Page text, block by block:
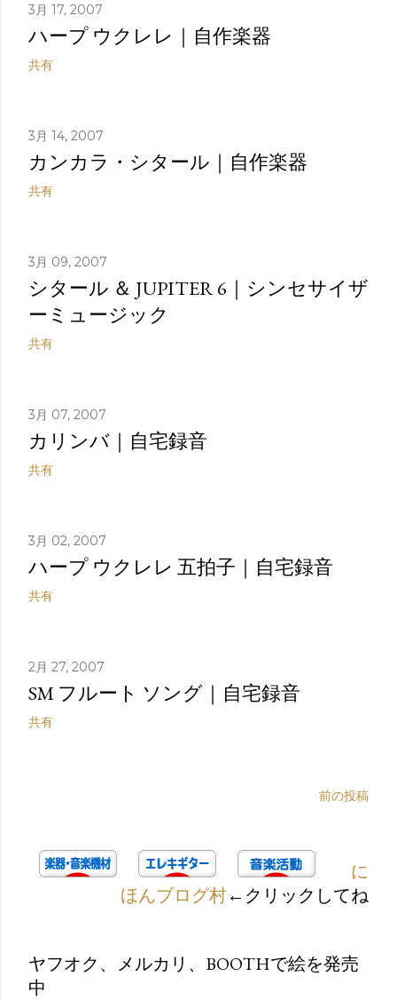
3月 17, 2007
ハープ ウクレレ｜自作楽器
共有
3月 14, 2007
カンカラ・シタール｜自作楽器
共有
3月 09, 2007
シタール ＆ JUPITER 6｜シンセサイザ
ーミュージック
共有
3月 07, 2007
カリンバ｜自宅録音
共有
3月 02, 2007
ハープ ウクレレ 五拍子｜自宅録音
共有
2月 27, 2007
SM フルート ソング｜自宅録音
共有
前の投稿
に
ほんブログ村←クリックしてね
ヤフオク、メルカリ、BOOTHで絵を発売
中